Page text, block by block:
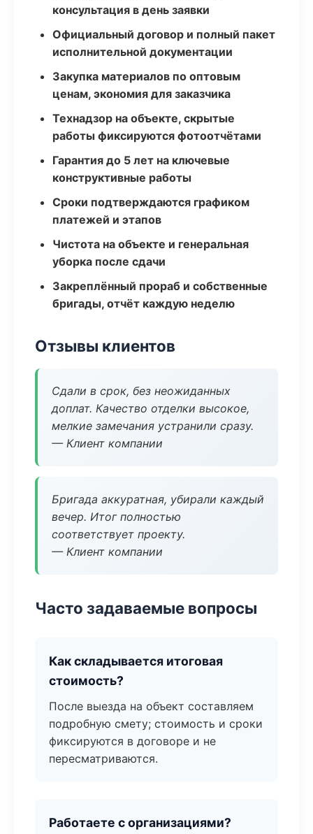
консультация в день заявки
Официальный договор и полный пакет
исполнительной документации
Закупка материалов по оптовым
ценам, экономия для заказчика
Технадзор на объекте, скрытые
работы фиксируются фотоотчётами
Гарантия до 5 лет на ключевые
конструктивные работы
Сроки подтверждаются графиком
платежей и этапов
Чистота на объекте и генеральная
уборка после сдачи
Закреплённый прораб и собственные
бригады, отчёт каждую неделю
Отзывы клиентов
Сдали в срок, без неожиданных
доплат. Качество отделки высокое,
мелкие замечания устранили сразу.
— Клиент компании
Бригада аккуратная, убирали каждый
вечер. Итог полностью
соответствует проекту.
— Клиент компании
Часто задаваемые вопросы
Как складывается итоговая
стоимость?
После выезда на объект составляем
подробную смету; стоимость и сроки
фиксируются в договоре и не
пересматриваются.
Работаете с организациями?